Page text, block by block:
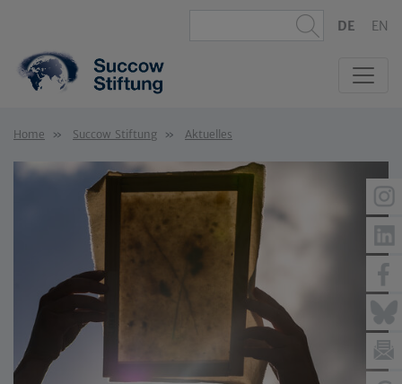
DE EN
Home Succow Stiftung Aktuelles